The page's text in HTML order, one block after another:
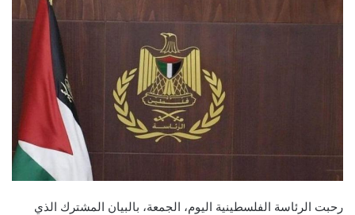
رحبت الرئاسة الفلسطينية اليوم، الجمعة، بالبيان المشترك الذي